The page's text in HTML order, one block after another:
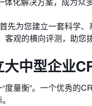
先为您建立一套科学
观的横向评测，助您
中型企业
度量衡”。一个优秀的